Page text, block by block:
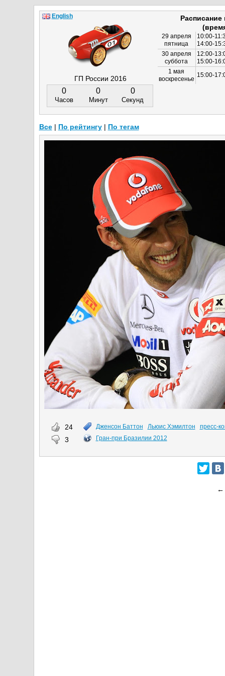
24
3
Дженсон Баттон Льюис Хэмилтон
пресс-
Гран-при Бразилии 2012
ГП России 2016
0
Часов
0
Минут
0
Секунд
29 апреля
пятница
10:00-
14:00-
30 апреля
суббота
12:00-
15:00-
1 мая
воскресенье
15:00-
English
Все| По рейтингу| По тегам